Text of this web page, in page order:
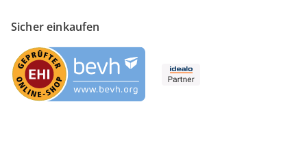
Sicher einkaufen